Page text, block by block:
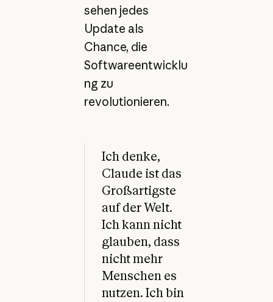
sehen jedes
Update als
Chance, die
Softwareentwicklu
ng zu
revolutionieren.
Ich denke,
Claude ist das
Großartigste
auf der Welt.
Ich kann nicht
glauben, dass
nicht mehr
Menschen es
nutzen. Ich bin